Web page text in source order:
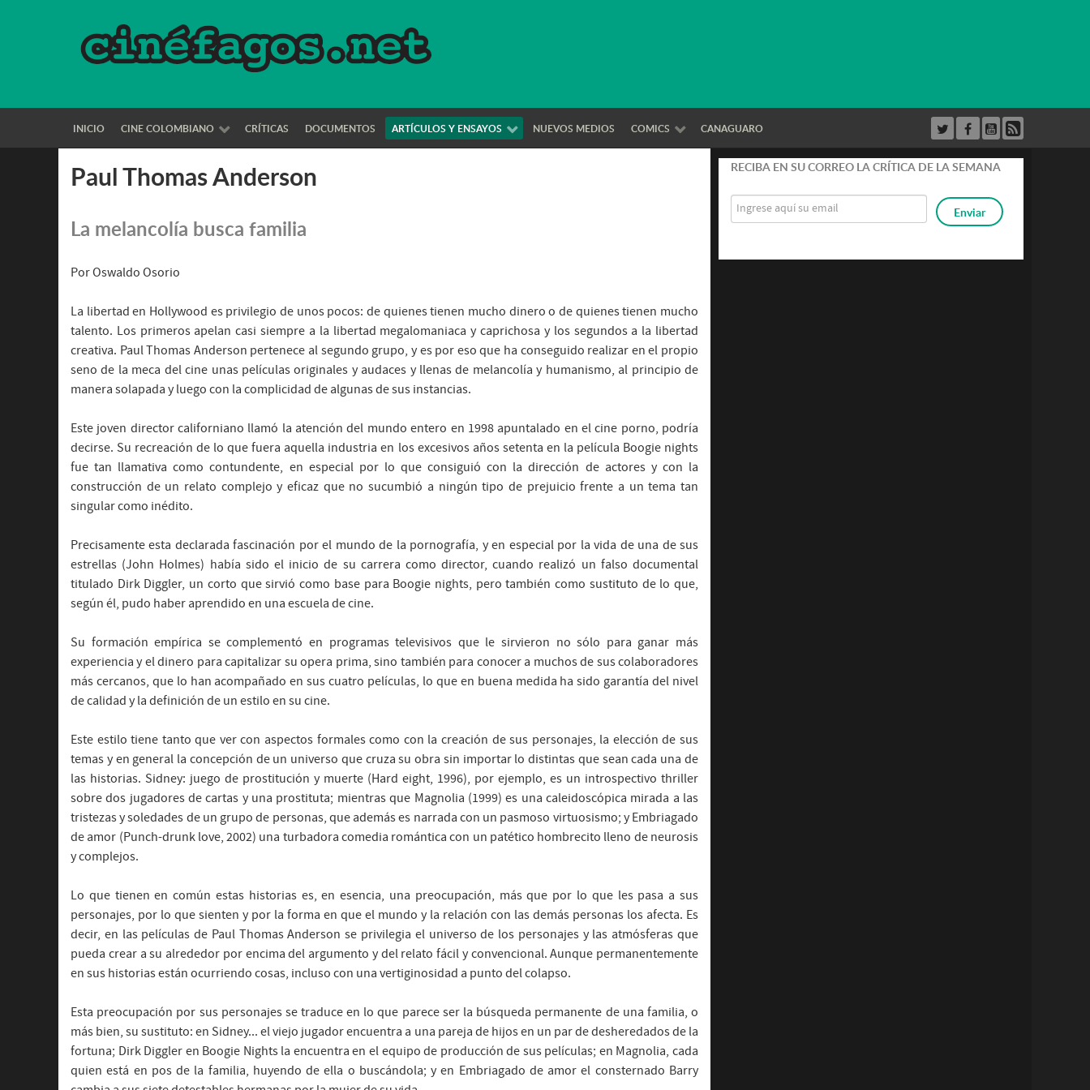
INICIO CINE COLOMBIANO CRÍTICAS DOCUMENTOS ARTÍCULOS Y ENSAYOS NUEVOS MEDIOS COMICS CANAGUARO
Paul Thomas Anderson
La melancolía busca familia
Por Oswaldo Osorio
La libertad en Hollywood es privilegio de unos pocos: de quienes tienen mucho dinero o de quienes tienen mucho
talento. Los primeros apelan casi siempre a la libertad megalomaniaca y caprichosa y los segundos a la libertad
creativa. Paul Thomas Anderson pertenece al segundo grupo, y es por eso que ha conseguido realizar en el propio
seno de la meca del cine unas películas originales y audaces y llenas de melancolía y humanismo, al principio de
manera solapada y luego con la complicidad de algunas de sus instancias.
Este joven director californiano llamó la atención del mundo entero en 1998 apuntalado en el cine porno, podría
decirse. Su recreación de lo que fuera aquella industria en los excesivos años setenta en la película Boogie nights
fue tan llamativa como contundente, en especial por lo que consiguió con la dirección de actores y con la
construcción de un relato complejo y eficaz que no sucumbió a ningún tipo de prejuicio frente a un tema tan
singular como inédito.
Precisamente esta declarada fascinación por el mundo de la pornografía, y en especial por la vida de una de sus
estrellas (John Holmes) había sido el inicio de su carrera como director, cuando realizó un falso documental
titulado Dirk Diggler, un corto que sirvió como base para Boogie nights, pero también como sustituto de lo que,
según él, pudo haber aprendido en una escuela de cine.
Su formación empírica se complementó en programas televisivos que le sirvieron no sólo para ganar más
experiencia y el dinero para capitalizar su opera prima, sino también para conocer a muchos de sus colaboradores
más cercanos, que lo han acompañado en sus cuatro películas, lo que en buena medida ha sido garantía del nivel
de calidad y la definición de un estilo en su cine.
Este estilo tiene tanto que ver con aspectos formales como con la creación de sus personajes, la elección de sus
temas y en general la concepción de un universo que cruza su obra sin importar lo distintas que sean cada una de
las historias. Sidney: juego de prostitución y muerte (Hard eight, 1996), por ejemplo, es un introspectivo thriller
sobre dos jugadores de cartas y una prostituta; mientras que Magnolia (1999) es una caleidoscópica mirada a las
tristezas y soledades de un grupo de personas, que además es narrada con un pasmoso virtuosismo; y Embriagado
de amor (Punch-drunk love, 2002) una turbadora comedia romántica con un patético hombrecito lleno de neurosis
y complejos.
Lo que tienen en común estas historias es, en esencia, una preocupación, más que por lo que les pasa a sus
personajes, por lo que sienten y por la forma en que el mundo y la relación con las demás personas los afecta. Es
decir, en las películas de Paul Thomas Anderson se privilegia el universo de los personajes y las atmósferas que
pueda crear a su alrededor por encima del argumento y del relato fácil y convencional. Aunque permanentemente
en sus historias están ocurriendo cosas, incluso con una vertiginosidad a punto del colapso.
Esta preocupación por sus personajes se traduce en lo que parece ser la búsqueda permanente de una familia, o
más bien, su sustituto: en Sidney... el viejo jugador encuentra a una pareja de hijos en un par de desheredados de la
fortuna; Dirk Diggler en Boogie Nights la encuentra en el equipo de producción de sus películas; en Magnolia, cada
quien está en pos de la familia, huyendo de ella o buscándola; y en Embriagado de amor el consternado Barry
RECIBA EN SU CORREO LA CRÍTICA DE LA SEMANA